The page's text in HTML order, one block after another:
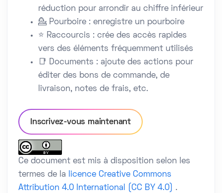
réduction pour arrondir au chiffre inférieur
💁 Pourboire : enregistre un pourboire
⭐ Raccourcis : crée des accès rapides
vers des éléments fréquemment utilisés
📑 Documents : ajoute des actions pour
éditer des bons de commande, de
livraison, notes de frais, etc.
Inscrivez-vous maintenant
Ce document est mis à disposition selon les
termes de la
licence Creative Commons
Attribution 4.0 International (CC BY 4.0) .